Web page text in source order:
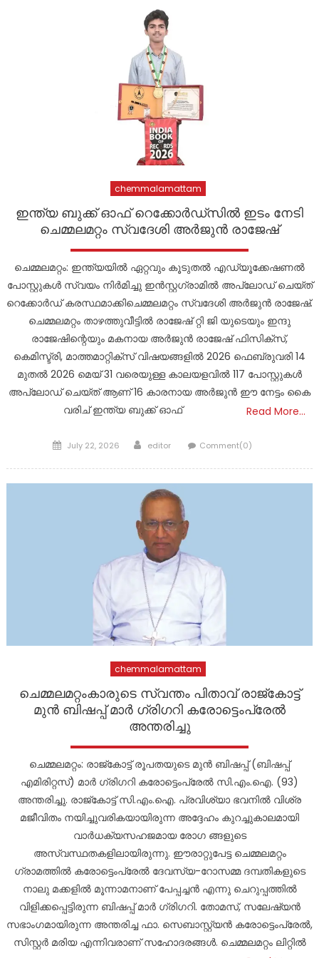
പ്രളയത്തിൽ നാശനഷ്ടങ്ങൾ നേരിട്ട വ്യാപാരികൾക്ക്
സാമ്പത്തിക സഹായ പാക്കേജ് സർക്കാർ തയ്യാറാക്കണം:
chemmalamattam
ഇന്ത്യ ബുക്ക് ഓഫ് റെക്കോർഡ്സിൽ ഇടം നേടി
ചെമ്മലമറ്റം സ്വദേശി അർജുൻ രാജേഷ്
ചെമ്മലമറ്റം: ഇന്ത്യയിൽ ഏറ്റവും കൂടുതൽ എഡ്യൂക്കേഷണൽ
പോസ്റ്റുകൾ സ്വയം നിർമിച്ചു ഇൻസ്റ്റഗ്രാമിൽ അപ്‌ലോഡ് ചെയ്ത്
റെക്കോർഡ് കരസ്ഥമാക്കിചെമ്മലമറ്റം സ്വദേശി അർജുൻ രാജേഷ്.
ചെമ്മലമറ്റം താഴത്തുവീട്ടിൽ രാജേഷ് റ്റി ജി യുടെയും ഇന്ദു
രാജേഷിന്റെയും മകനായ അർജുൻ രാജേഷ് ഫിസിക്സ്‌,
കെമിസ്ട്രി, മാത്തമാറ്റിക്സ് വിഷയങ്ങളിൽ 2026 ഫെബ്രുവരി 14
മുതൽ 2026 മെയ്‌ 31 വരെയുള്ള കാലയളവിൽ 117 പോസ്റ്റുകൾ
അപ്‌ലോഡ് ചെയ്ത് ആണ് 16 കാരനായ അർജുൻ ഈ നേട്ടം കൈ
വരിച്‌ ഇന്ത്യ ബുക്ക്‌ ഓഫ്
Read More…
Posted
July 22, 2026 Author
editor Comment(0)
chemmalamattam
ചെമ്മലമറ്റംകാരുടെ സ്വന്തം പിതാവ് രാജ്കോട്ട്
മുൻ ബിഷപ്പ് മാർ ഗ്രിഗറി കരോട്ടെംപ്രേൽ
അന്തരിച്ചു
ചെമ്മലമറ്റം: രാജ്കോട്ട് രൂപതയുടെ മുൻ ബിഷപ്പ് (ബിഷപ്പ്
എമിരിറ്റസ്) മാർ ഗ്രിഗറി കരോട്ടെംപ്രേൽ സി.എം.ഐ. (93)
അന്തരിച്ചു. രാജ്കോട്ട് സി.എം.ഐ. പ്രവിശ്യാ ഭവനിൽ വിശ്ര
മജീവിതം നയിച്ചുവരികയായിരുന്ന അദ്ദേഹം കുറച്ചുകാലമായി
വാർധക്യസഹജമായ രോഗ ങ്ങളുടെ
അസ്വസ്ഥതകളിലായിരുന്നു. ഈരാറ്റുപേട്ട ചെമ്മലമറ്റം
ഗ്രാമത്തിൽ കരോട്ടെംപ്രേൽ ദേവസ്യ-റോസമ്മ ദമ്പതികളുടെ
നാലു മക്കളിൽ മൂന്നാമനാണ് പേപ്പച്ചൻ എന്നു ചെറുപ്പത്തിൽ
വിളിക്കപ്പെട്ടിരുന്ന ബിഷപ്പ് മാർ ഗ്രിഗറി. തോമസ്, സലേഷ്യൻ
സഭാംഗമായിരുന്ന അന്തരിച്ച ഫാ. സെബാസ്റ്റ്യൻ കരോട്ടെംപ്രേൽ,
സിസ്റ്റർ മരിയ എന്നിവരാണ് സഹോദരങ്ങൾ. ചെമ്മലമറ്റം ലിറ്റിൽ